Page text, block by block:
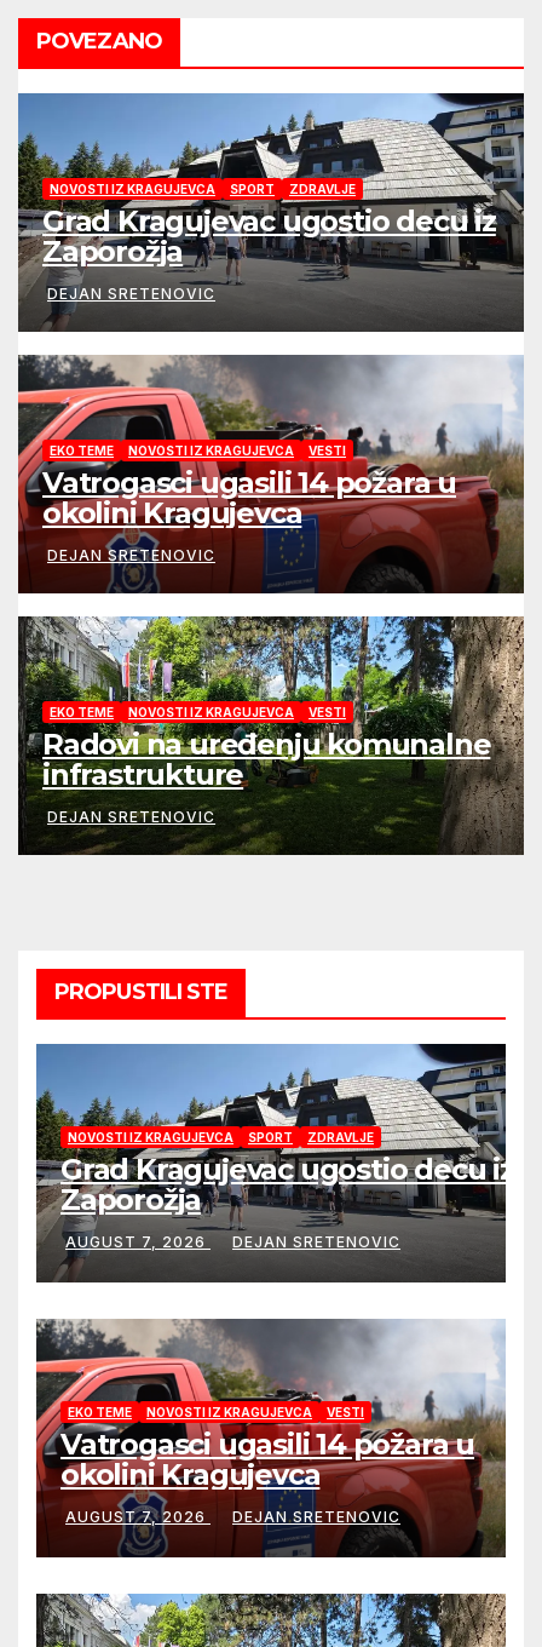
POVEZANO
NOVOSTI IZ KRAGUJEVCA SPORT ZDRAVLJE
Grad Kragujevac ugostio decu iz
Zaporožja
DEJAN SRETENOVIC
EKO TEME NOVOSTI IZ KRAGUJEVCA VESTI
Vatrogasci ugasili 14 požara u
okolini Kragujevca
DEJAN SRETENOVIC
EKO TEME NOVOSTI IZ KRAGUJEVCA VESTI
Radovi na uređenju komunalne
infrastrukture
DEJAN SRETENOVIC
PROPUSTILI STE
NOVOSTI IZ KRAGUJEVCA SPORT ZDRAVLJE
Grad Kragujevac ugostio decu iz
Zaporožja
AUGUST 7, 2026 DEJAN SRETENOVIC
EKO TEME NOVOSTI IZ KRAGUJEVCA VESTI
Vatrogasci ugasili 14 požara u
okolini Kragujevca
AUGUST 7, 2026 DEJAN SRETENOVIC